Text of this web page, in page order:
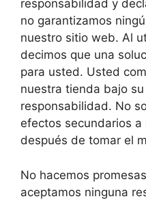
responsabilidad y
no garantizamos
nuestro sitio web. Al
decimos que una
para usted. Usted
nuestra tienda bajo su
responsabilidad. No
efectos secundarios
después de tomar el
No hacemos
aceptamos ninguna